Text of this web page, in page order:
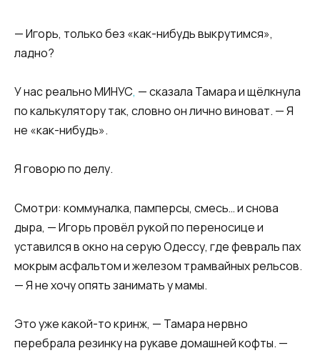
— Игорь, только без «как-нибудь выкрутимся»,
ладно?
У нас реально МИНУС, — сказала Тамара и щёлкнула
по калькулятору так, словно он лично виноват. — Я
не «как-нибудь».
Я говорю по делу.
Смотри: коммуналка, памперсы, смесь… и снова
дыра, — Игорь провёл рукой по переносице и
уставился в окно на серую Одессу, где февраль пах
мокрым асфальтом и железом трамвайных рельсов.
— Я не хочу опять занимать у мамы.
Это уже какой-то кринж, — Тамара нервно
перебрала резинку на рукаве домашней кофты. —